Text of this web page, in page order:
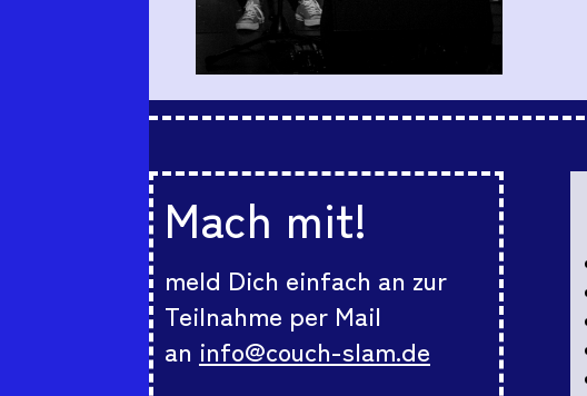
Mach mit!
meld Dich einfach an zur
Teilnahme per Mail
an info@couch-slam.de